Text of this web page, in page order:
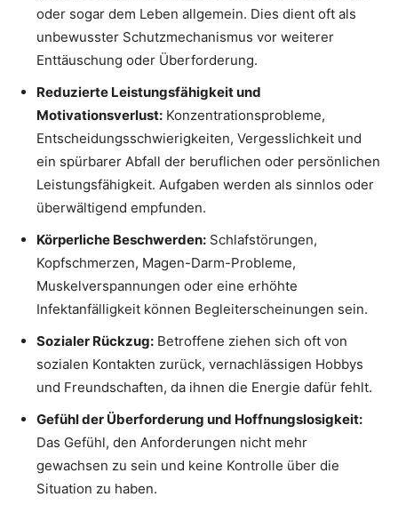
oder sogar dem Leben allgemein. Dies dient oft als
unbewusster Schutzmechanismus vor weiterer
Enttäuschung oder Überforderung.
Reduzierte Leistungsfähigkeit und
Motivationsverlust: Konzentrationsprobleme,
Entscheidungsschwierigkeiten, Vergesslichkeit und
ein spürbarer Abfall der beruflichen oder persönlichen
Leistungsfähigkeit. Aufgaben werden als sinnlos oder
überwältigend empfunden.
Körperliche Beschwerden: Schlafstörungen,
Kopfschmerzen, Magen-Darm-Probleme,
Muskelverspannungen oder eine erhöhte
Infektanfälligkeit können Begleiterscheinungen sein.
Sozialer Rückzug: Betroffene ziehen sich oft von
sozialen Kontakten zurück, vernachlässigen Hobbys
und Freundschaften, da ihnen die Energie dafür fehlt.
Gefühl der Überforderung und Hoffnungslosigkeit:
Das Gefühl, den Anforderungen nicht mehr
gewachsen zu sein und keine Kontrolle über die
Situation zu haben.